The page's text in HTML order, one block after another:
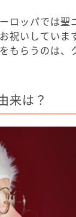
ロッパでは
いしていま
もらうのは
来は？